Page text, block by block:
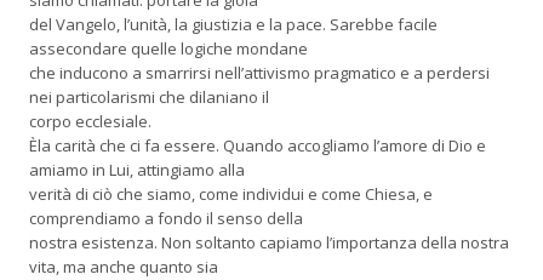
del Vangelo, l’unità, la giustizia e la pace. Sarebbe facile
assecondare quelle logiche mondane
che inducono a smarrirsi nell’attivismo pragmatico e a perdersi
nei particolarismi che dilaniano il
corpo ecclesiale.
Èla carità che ci fa essere. Quando accogliamo l’amore di Dio e
amiamo in Lui, attingiamo alla
verità di ciò che siamo, come individui e come Chiesa, e
comprendiamo a fondo il senso della
nostra esistenza. Non soltanto capiamo l’importanza della nostra
vita, ma anche quanto sia